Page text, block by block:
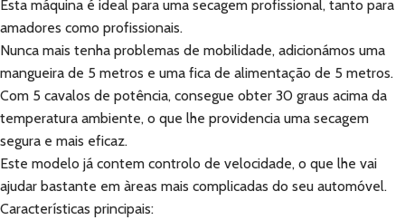
Esta máquina é ideal para uma secagem profissional, tanto para
amadores como profissionais.
Nunca mais tenha problemas de mobilidade, adicionámos uma
mangueira de 5 metros e uma fica de alimentação de 5 metros.
Com 5 cavalos de potência, consegue obter 30 graus acima da
temperatura ambiente, o que lhe providencia uma secagem
segura e mais eficaz.
Este modelo já contem controlo de velocidade, o que lhe vai
ajudar bastante em àreas mais complicadas do seu automóvel.
Características principais: